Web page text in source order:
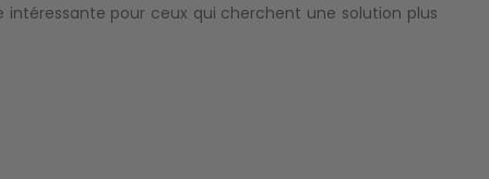
pour ceux qui cherchent une solution plus